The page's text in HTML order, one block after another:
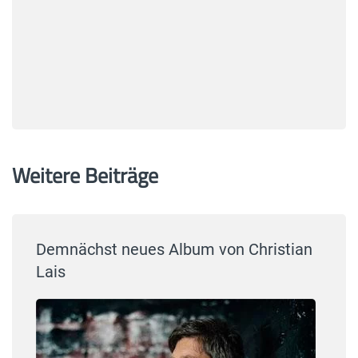
Weitere Beiträge
Demnächst neues Album von Christian
Lais